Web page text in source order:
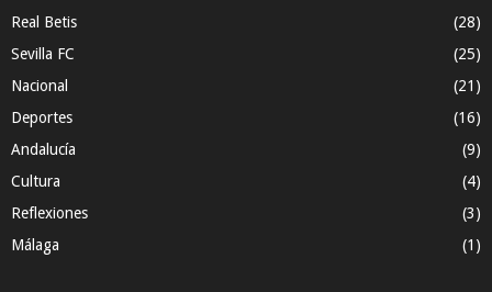
Real Betis
(28)
Sevilla FC
(25)
Nacional
(21)
Deportes
(16)
Andalucía
(9)
Cultura
(4)
Reflexiones
(3)
Málaga
(1)